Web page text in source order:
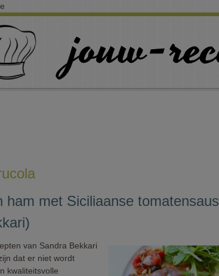
ham met Siciliaanse tomatensaus
van Sandra Bekkari
dat er niet wordt
kwaliteitsvolle